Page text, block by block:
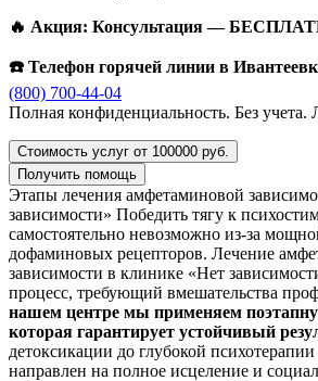
🔥 Акция: Консультация —
☎️ Телефон горячей линии в
(800) 700-44-04
Полная конфиденциальность. Без учета.
Стоимость услуг от 100000 руб.
Получить помощь
Этапы лечения амфетаминовой
зависимости» Победить тягу к
самостоятельно невозможно из-за
дофаминовых рецепторов. Лечение
зависимости в клинике «Нет
процесс, требующий вмешательства
нашем центре мы применяем
которая гарантирует устойчивый
детоксикации до глубокой
направлен на полное исцеление и